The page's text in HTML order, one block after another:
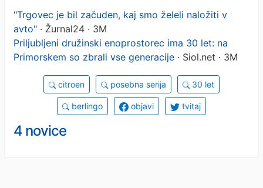
"Trgovec je bil začuden, kaj smo želeli naložiti v
avto" · Žurnal24 · 3M
Priljubljeni družinski enoprostorec ima 30 let: na
Primorskem so zbrali vse generacije · Siol.net · 3M
citroen posebna serija 30 let
berlingo objavi tvitaj
4 novice